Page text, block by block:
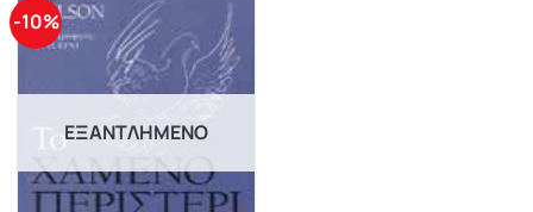
-10%
ΕΞΑΝΤΛΗΜΈΝΟ